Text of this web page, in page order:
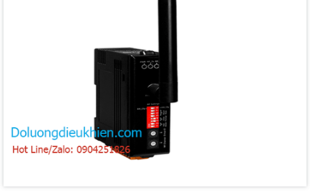
Mã giảm giá:
Ngày hết hạn:
Điều kiện: